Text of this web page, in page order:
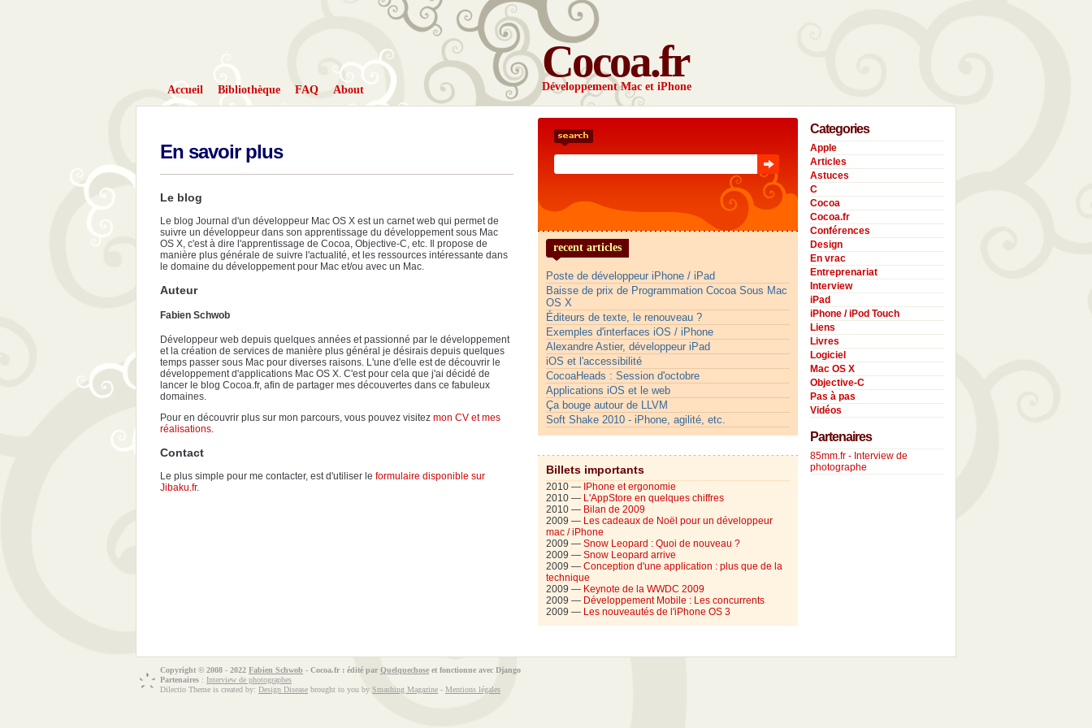
Cocoa.fr
Développement Mac et iPhone
Accueil Bibliothèque FAQ About
En savoir plus
Le blog
Le blog Journal d'un développeur Mac OS X est un carnet web qui permet de
suivre un développeur dans son apprentissage du développement sous Mac
OS X, c'est à dire l'apprentissage de Cocoa, Objective-C, etc. Il propose de
manière plus générale de suivre l'actualité, et les ressources intéressante dans
le domaine du développement pour Mac et/ou avec un Mac.
Auteur
Fabien Schwob
Développeur web depuis quelques années et passionné par le développement
et la création de services de manière plus général je désirais depuis quelques
temps passer sous Mac pour diverses raisons. L'une d'elle est de découvrir le
développement d'applications Mac OS X. C'est pour cela que j'ai décidé de
lancer le blog Cocoa.fr, afin de partager mes découvertes dans ce fabuleux
domaines.
Pour en découvrir plus sur mon parcours, vous pouvez visitez mon CV et mes
réalisations.
Contact
Le plus simple pour me contacter, est d'utiliser le formulaire disponible sur
Jibaku.fr.
recent articles
Poste de développeur iPhone / iPad
Baisse de prix de Programmation Cocoa Sous Mac
OS X
Éditeurs de texte, le renouveau ?
Exemples d'interfaces iOS / iPhone
Alexandre Astier, développeur iPad
iOS et l'accessibilité
CocoaHeads : Session d'octobre
Applications iOS et le web
Ça bouge autour de LLVM
Soft Shake 2010 - iPhone, agilité, etc.
Billets importants
2010 — IPhone et ergonomie
2010 — L'AppStore en quelques chiffres
2010 — Bilan de 2009
2009 — Les cadeaux de Noël pour un développeur
mac / iPhone
2009 — Snow Leopard : Quoi de nouveau ?
2009 — Snow Leopard arrive
2009 — Conception d'une application : plus que de la
technique
2009 — Keynote de la WWDC 2009
2009 — Développement Mobile : Les concurrents
2009 — Les nouveautés de l'iPhone OS 3
Categories
Apple
Articles
Astuces
C
Cocoa
Cocoa.fr
Conférences
Design
En vrac
Entreprenariat
Interview
iPad
iPhone / iPod Touch
Liens
Livres
Logiciel
Mac OS X
Objective-C
Pas à pas
Vidéos
Partenaires
85mm.fr - Interview de
photographe
Copyright © 2008 - 2022 Fabien Schwob - Cocoa.fr : édité par Quelquechose et fonctionne avec Django
Partenaires : Interview de photographes
Dilectio Theme is created by: Design Disease brought to you by Smashing Magazine - Mentions légales